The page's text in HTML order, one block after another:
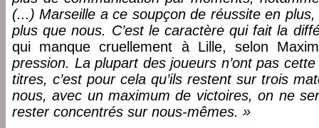
(...) Marseille a ce soupçon de réussite en plus,
plus que nous. C’est le caractère qui fait la
qui manque cruellement à Lille, selon
pression. La plupart des joueurs n’ont pas
titres, c’est pour cela qu’ils restent sur trois
nous, avec un maximum de victoires, on ne
rester concentrés sur nous-mêmes. »